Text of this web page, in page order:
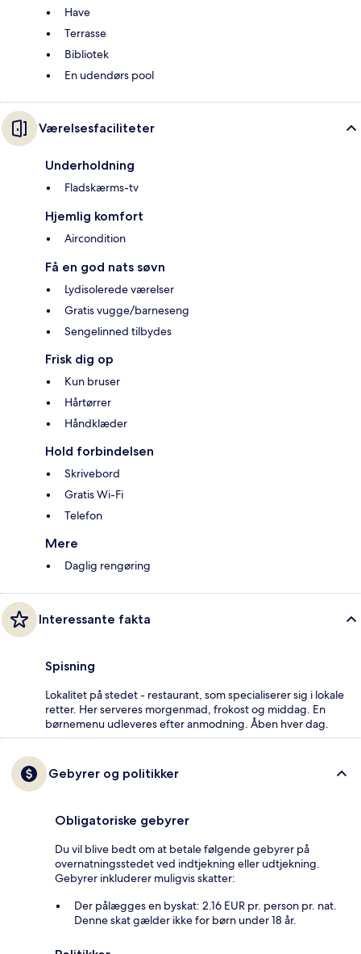
Have
Terrasse
Bibliotek
En udendørs pool
Værelsesfaciliteter
Underholdning
Fladskærms-tv
Hjemlig komfort
Aircondition
Få en god nats søvn
Lydisolerede værelser
Gratis vugge/barneseng
Sengelinned tilbydes
Frisk dig op
Kun bruser
Hårtørrer
Håndklæder
Hold forbindelsen
Skrivebord
Gratis Wi-Fi
Telefon
Mere
Daglig rengøring
Interessante fakta
Spisning
Lokalitet på stedet - restaurant, som specialiserer sig i lokale
retter. Her serveres morgenmad, frokost og middag. En
børnemenu udleveres efter anmodning. Åben hver dag.
Gebyrer og politikker
Obligatoriske gebyrer
Du vil blive bedt om at betale følgende gebyrer på
overnatningsstedet ved indtjekning eller udtjekning.
Gebyrer inkluderer muligvis skatter:
Der pålægges en byskat: 2.16 EUR pr. person pr. nat.
Denne skat gælder ikke for børn under 18 år.